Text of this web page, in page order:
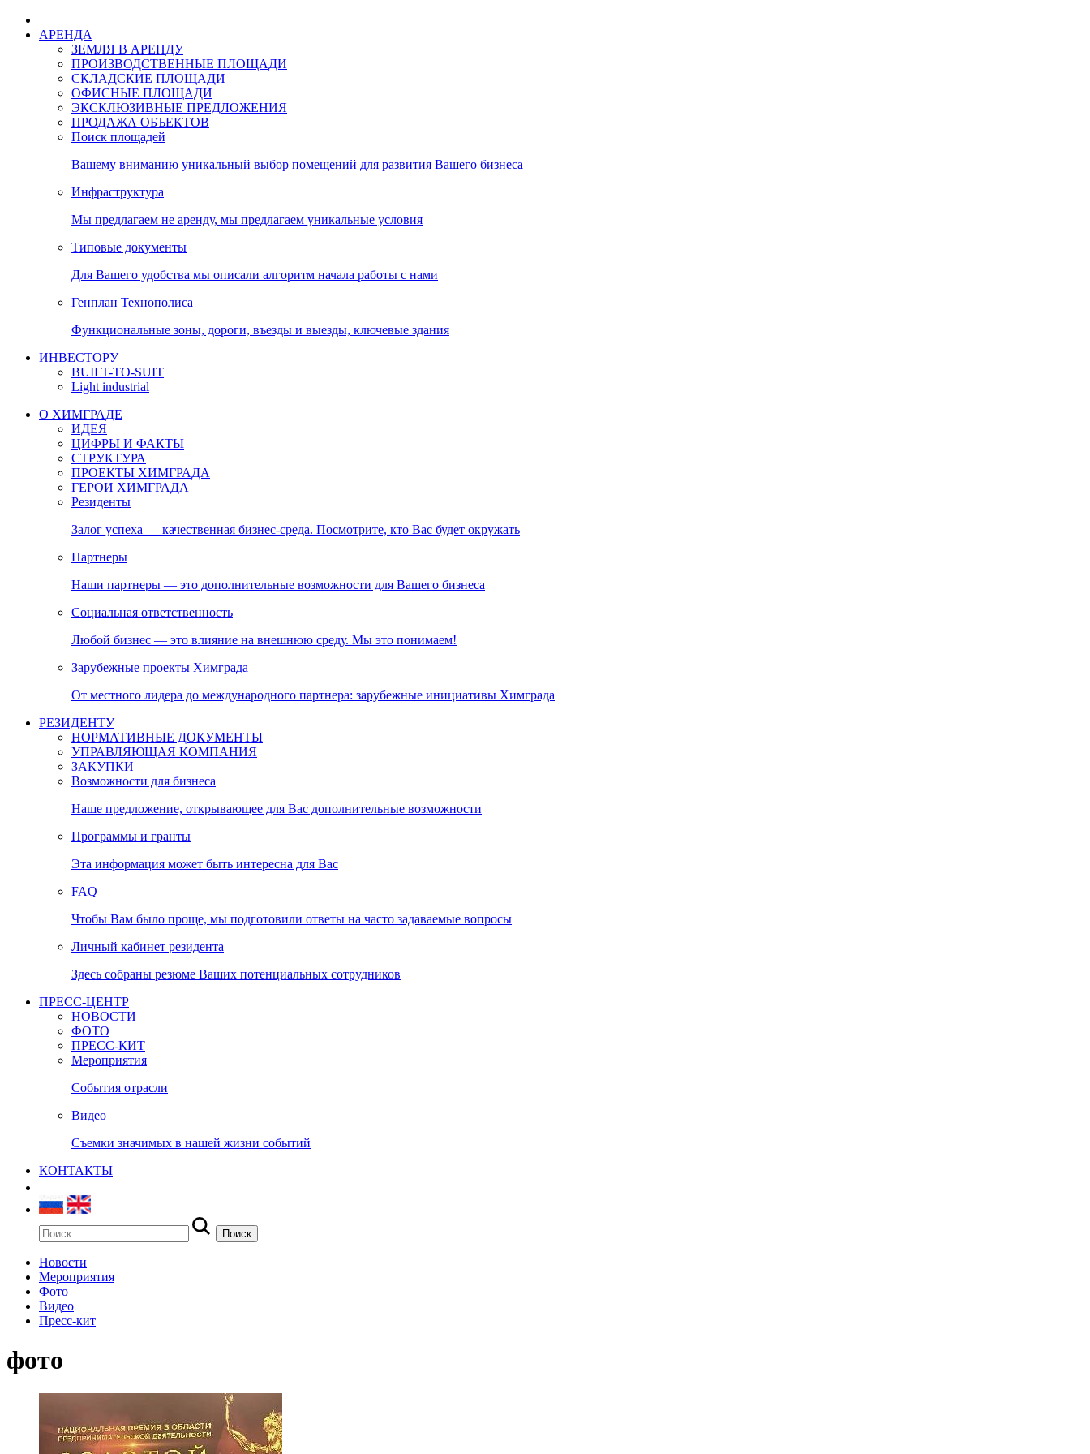
АРЕНДА
ЗЕМЛЯ В АРЕНДУ
ПРОИЗВОДСТВЕННЫЕ ПЛОЩАДИ
СКЛАДСКИЕ ПЛОЩАДИ
ОФИСНЫЕ ПЛОЩАДИ
ЭКСКЛЮЗИВНЫЕ ПРЕДЛОЖЕНИЯ
ПРОДАЖА ОБЪЕКТОВ
Поиск площадей
Вашему вниманию уникальный выбор помещений для развития Вашего бизнеса
Инфраструктура
Мы предлагаем не аренду, мы предлагаем уникальные условия
Типовые документы
Для Вашего удобства мы описали алгоритм начала работы с нами
Генплан Технополиса
Функциональные зоны, дороги, въезды и выезды, ключевые здания
ИНВЕСТОРУ
BUILT-TO-SUIT
Light industrial
О ХИМГРАДЕ
ИДЕЯ
ЦИФРЫ И ФАКТЫ
СТРУКТУРА
ПРОЕКТЫ ХИМГРАДА
ГЕРОИ ХИМГРАДА
Резиденты
Залог успеха — качественная бизнес-среда. Посмотрите, кто Вас будет окружать
Партнеры
Наши партнеры — это дополнительные возможности для Вашего бизнеса
Социальная ответственность
Любой бизнес — это влияние на внешнюю среду. Мы это понимаем!
Зарубежные проекты Химграда
От местного лидера до международного партнера: зарубежные инициативы Химграда
РЕЗИДЕНТУ
НОРМАТИВНЫЕ ДОКУМЕНТЫ
УПРАВЛЯЮЩАЯ КОМПАНИЯ
ЗАКУПКИ
Возможности для бизнеса
Наше предложение, открывающее для Вас дополнительные возможности
Программы и гранты
Эта информация может быть интересна для Вас
FAQ
Чтобы Вам было проще, мы подготовили ответы на часто задаваемые вопросы
Личный кабинет резидента
Здесь собраны резюме Ваших потенциальных сотрудников
ПРЕСС-ЦЕНТР
НОВОСТИ
ФОТО
ПРЕСС-КИТ
Мероприятия
События отрасли
Видео
Съемки значимых в нашей жизни событий
КОНТАКТЫ
Новости
Мероприятия
Фото
Видео
Пресс-кит
фото